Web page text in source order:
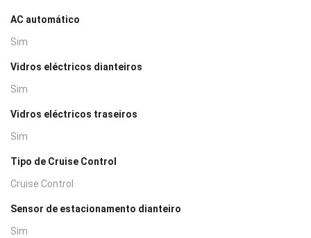
AC automático
Sim
Vidros eléctricos dianteiros
Sim
Vidros eléctricos traseiros
Sim
Tipo de Cruise Control
Cruise Control
Sensor de estacionamento dianteiro
Sim